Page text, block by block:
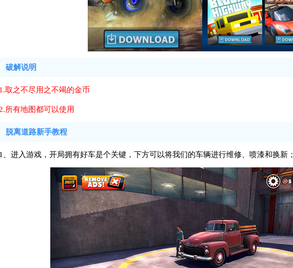
破解说明
1.取之不尽用之不竭的金币
2.所有地图都可以使用
脱离道路新手教程
1、进入游戏，开局拥有好车是个关键，下方可以将我们的车辆进行维修、喷漆和换新；